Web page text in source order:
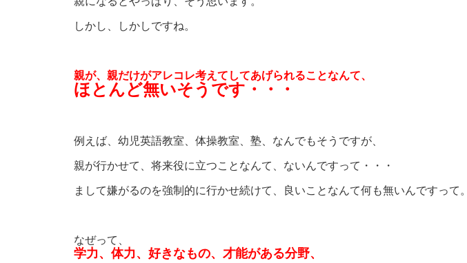
しかし、しかしですね。
親が、親だけがアレコレ考えてしてあげられることなんて、
ほとんど無いそうです・・・
例えば、幼児英語教室、体操教室、塾、なんでもそうですが、
親が行かせて、将来役に立つことなんて、ないんですって・・・
まして嫌がるのを強制的に行かせ続けて、良いことなんて何も無いんですって。
なぜって、
学力、体力、好きなもの、才能がある分野、